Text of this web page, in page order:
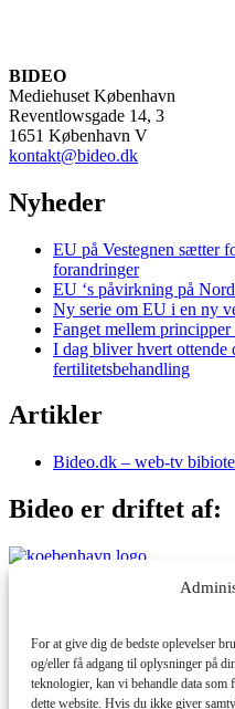
For at give dig de bedste oplevelser
og/eller få adgang til oplysninger på
teknologier, kan vi behandle data
dette website. Hvis du ikke giver
BIDEO
Mediehuset København
Reventlowsgade 14, 3
1651 København V
kontakt@bideo.dk
Nyheder
EU på Vestegnen sætter
forandringer
EU ‘s påvirkning på
Ny serie om EU i en ny
Fanget mellem principper
I dag bliver hvert ottende
fertilitetsbehandling
Artikler
Bideo.dk – web-tv
Bideo er driftet af:
Med støtte fra: